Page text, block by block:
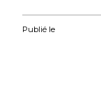
Publié le